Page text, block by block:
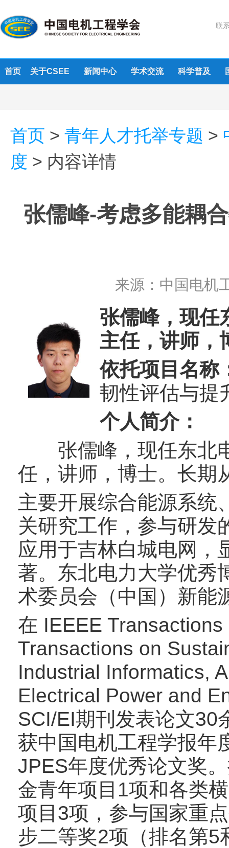
联
首页 关于CSEE 新闻中心 学术交流 科学普及
首页 > 青年人才托举专题 >
度 > 内容详情
张儒峰-考虑多能耦
来源： 中国电机
张儒峰，现任
主任，讲师，
依托项目名称
韧性评估与提
个人简介：
张儒峰，现任东北电
任，讲师，博士。长期
主要开展综合能源系统
关研究工作，参与研发
应用于吉林白城电网，
著。东北电力大学优秀
术委员会（中国）新能
在 IEEEE
Transactions on
Industrial Informatics,
Electrical Power and
SCI/EI期刊发表论文30
获中国电机工程学报年
JPES年度优秀论文奖
金青年项目1项和各类
项目3项，参与国家重
步二等奖2项（排名第5